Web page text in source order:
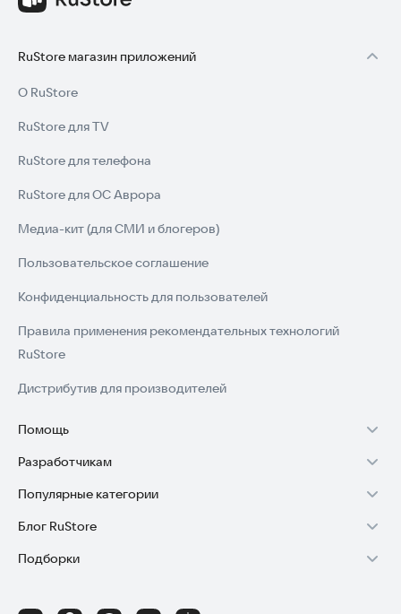
RuStore магазин приложений
О RuStore
RuStore для TV
RuStore для телефона
RuStore для ОС Аврора
Медиа-кит (для СМИ и блогеров)
Пользовательское соглашение
Конфиденциальность для пользователей
Правила применения рекомендательных технологий
RuStore
Дистрибутив для производителей
Помощь
Установка RuStore на TV
Установка RuStore на телефон
Установка RuStore в машину
Помощь пользователям RuStore
Разработчикам
Зарабатывать с RuStore
Стать разработчиком
Доступ к RuStore Консоль
Популярные категории
Игры для Android
Приложения банков
Блог RuStore
Обзоры игр для Android 2025
Подборки